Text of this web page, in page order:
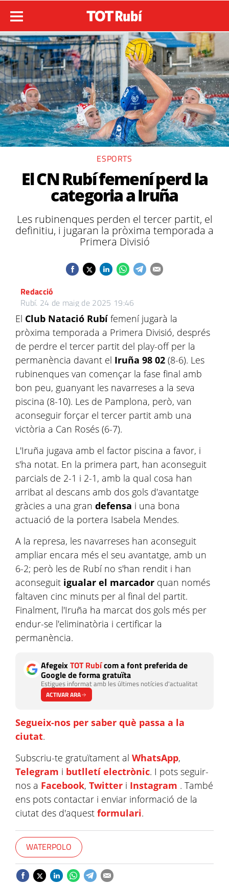
ESPORTS
El CN Rubí femení perd la
categoria a Iruña
Les rubinenques perden el tercer partit, el
definitiu, i jugaran la pròxima temporada a
Primera Divisió
Redacció
Rubí. 24 de maig de 2025 19:46
El Club Natació Rubífemení jugarà la
pròxima temporada a Primera Divisió, després
de perdre el tercer partit del play-off per la
permanència davant el Iruña 98 02 (8-6). Les
rubinenques van començar la fase final amb
bon peu, guanyant les navarreses a la seva
piscina (8-10). Les de Pamplona, però, van
aconseguir forçar el tercer partit amb una
victòria a Can Rosés (6-7).
L'Iruña jugava amb el factor piscina a favor, i
s'ha notat. En la primera part, han aconseguit
parcials de 2-1 i 2-1, amb la qual cosa han
arribat al descans amb dos gols d'avantatge
gràcies a una gran defensa i una bona
actuació de la portera Isabela Mendes.
A la represa, les navarreses han aconseguit
ampliar encara més el seu avantatge, amb un
6-2; però les de Rubí no s'han rendit i han
aconseguit igualar el marcador quan només
faltaven cinc minuts per al final del partit.
Finalment, l'Iruña ha marcat dos gols més per
endur-se l'eliminatòria i certificar la
permanència.
AfegeixTOT Rubícom a font preferida de
Google de forma gratuïta
Estigues informat amb les últimes notícies d'actualitat
ACTIVAR ARA
Segueix-nos per saber què passa a la
ciutat.
Subscriu-te gratuïtament al WhatsApp,
Telegram i butlletí electrònic. I pots seguir-
nos a Facebook, Twitter i Instagram . També
ens pots contactar i enviar informació de la
ciutat des d'aquest formulari.
WATERPOLO